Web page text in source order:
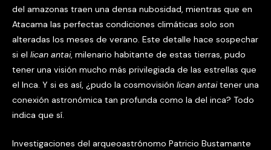
del amazonas traen una densa nubosidad, mientras que en
Atacama las perfectas condiciones climáticas solo son
alteradas los meses de verano. Este detalle hace sospechar
si el lican antai, milenario habitante de estas tierras, pudo
tener una visión mucho más privilegiada de las estrellas que
el Inca. Y si es así, ¿pudo la cosmovisión lican antaitener una
conexión astronómica tan profunda como la del inca? Todo
indica que sí.
Investigaciones del arqueoastrónomo Patricio Bustamante